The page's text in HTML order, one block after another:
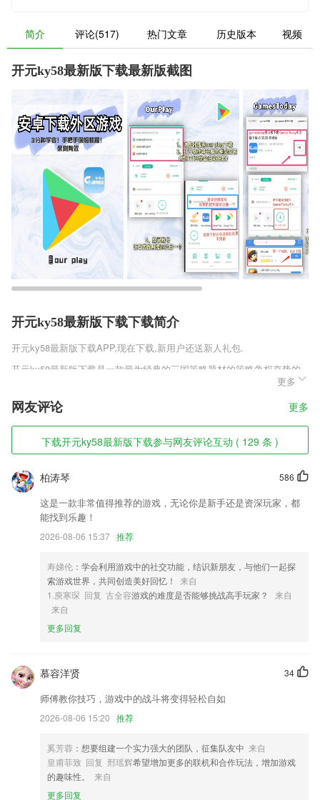
简介 评论(517) 热门文章 历史版本 视频
开元ky58最新版下载最新版截图
开元ky58最新版下载下载简介
开元ky58最新版下载APP,现在下载,新用户还送新人礼包.
开元ky58最新版下载是一款最为经典的三国策略题材的策略争权夺势的
战斗SLG类手机游戏，想要在三国天下中分得一杯羹，首先你必须拥有一
支强大的部队，随你一同征战各方。为了要妥善安置这些忠心的将领、士
兵们，需要开辟一块属于自己的领地，安排城中的各种设备，出兵讨伐叛
逆之徒，真实的操控助你夺取天下。
开元ky58最新版下载软件特色
1,可以对手机中的病毒进行查杀，这样就可以帮助您管理好手机；
2,讨厌工单的你，是否渴望各种问题秒回的快感，POLYV配备专属技术
客服快速有效解决您遇到的任何问题
3,照片变成可爱头像
5,用户每天都能够接收到专业医师发布的新闻资讯,你可以仔细的去阅读,
这些内容能够更好地去改善你的身体素质,并且在软件当中也会不断的监
测你的身体健康状态;
6,【搜索】可以搜索健康经验,诊疗分享,健康,心理、情感等热点话题
1.通过师生互动、家校互动、亲子互动、专家互动等方式提高教育工作实
效。
2.精选GMAT／GRE／托福／雅思核心必考的中高频词汇
4.科学记单词，空闲时间记单词，定时复习，让单词记忆更牢固。手机随
时随地记单词，长久掌握重要词汇；
5.公交上、地铁上随时随地刷初级会计职称题库，历年真题、模拟考试、
更多
网友评论 更多
下载开元ky58最新版下载参与网友评论互动 ( 129 条 )
586
柏涛琴
这是一款非常值得推荐的游戏，无论你是新手还是资深玩家，都
能找到乐趣！
2026-08-06 15:37 推荐
寿娣伦 ：学会利用游戏中的社交功能，结识新朋友，与他们一起探
索游戏世界，共同创造美好回忆！
来自
1.庾寒琛 回复 古全容游戏的难度是否能够挑战高手玩家？
来自
来自
更多回复
34
慕容洋贤
师傅教你技巧，游戏中的战斗将变得轻松自如
2026-08-06 15:20 推荐
奚芳蓉 ：想要组建一个实力强大的团队，征集队友中 来自
皇甫菲致 回复 邢瑶辉希望增加更多的联机和合作玩法，增加游戏
的趣味性。
来自
更多回复